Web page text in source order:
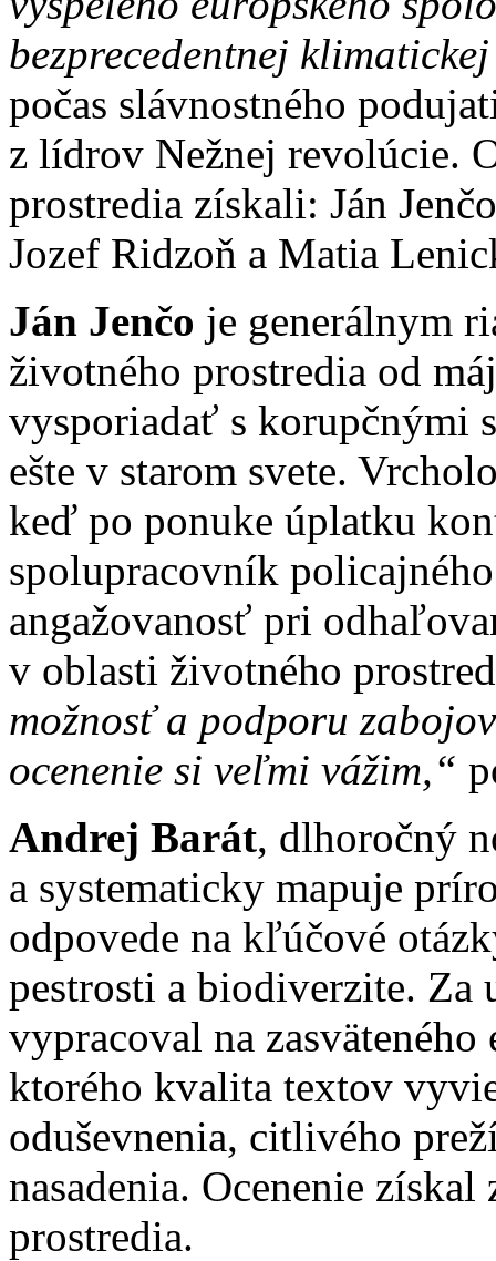
bezprecedentnej
počas slávnostného
z lídrov Nežnej revolúcie.
prostredia získali: Ján
Jozef Ridzoň a Matia
Ján Jenčo je generálnym
životného prostredia od
vysporiadať s korupčnými
ešte v starom svete.
keď po ponuke úplatku
spolupracovník
angažovanosť pri
v oblasti životného
možnosť a podporu
ocenenie si veľmi vážim,“
Andrej Barát, dlhoročný
a systematicky mapuje
odpovede na kľúčové
pestrosti a biodiverzite. Za
vypracoval na
ktorého kvalita textov
oduševnenia, citlivého
nasadenia. Ocenenie
prostredia.